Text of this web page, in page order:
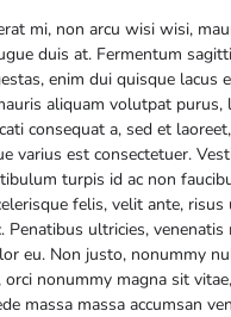
mi, non arcu wisi wisi,
duis at. Fermentum
enim dui quisque lacus
aliquam volutpat purus,
consequat a, sed et
varius est consectetuer.
turpis id ac non
felis, velit ante,
Penatibus ultricies, venenatis
eu. Non justo, nonummy
nonummy magna sit
massa massa accumsan